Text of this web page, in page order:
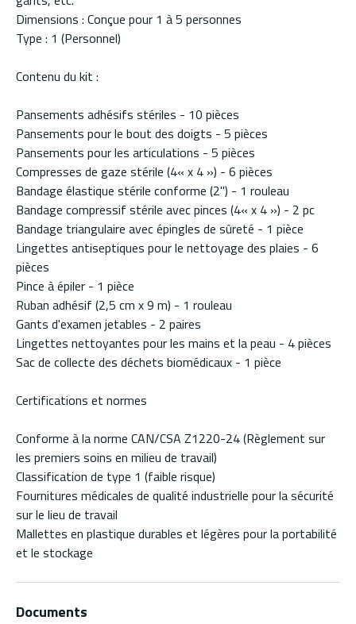
Dimensions : Conçue pour 1 à 5 personnes
Type : 1 (Personnel)
Contenu du kit :
Pansements adhésifs stériles - 10 pièces
Pansements pour le bout des doigts - 5 pièces
Pansements pour les articulations - 5 pièces
Compresses de gaze stérile (4« x 4 ») - 6 pièces
Bandage élastique stérile conforme (2") - 1 rouleau
Bandage compressif stérile avec pinces (4« x 4 ») - 2 pc
Bandage triangulaire avec épingles de sûreté - 1 pièce
Lingettes antiseptiques pour le nettoyage des plaies - 6
pièces
Pince à épiler - 1 pièce
Ruban adhésif (2,5 cm x 9 m) - 1 rouleau
Gants d'examen jetables - 2 paires
Lingettes nettoyantes pour les mains et la peau - 4 pièces
Sac de collecte des déchets biomédicaux - 1 pièce
Certifications et normes
Conforme à la norme CAN/CSA Z1220-24 (Règlement sur
les premiers soins en milieu de travail)
Classification de type 1 (faible risque)
Fournitures médicales de qualité industrielle pour la sécurité
sur le lieu de travail
Mallettes en plastique durables et légères pour la portabilité
et le stockage
Documents